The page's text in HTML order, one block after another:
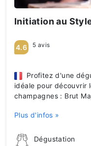
Initiation au
Dégustation
Profitez d'une
idéale pour découvrir
champagnes : Brut
Plus d'infos »
4.6 5 avis